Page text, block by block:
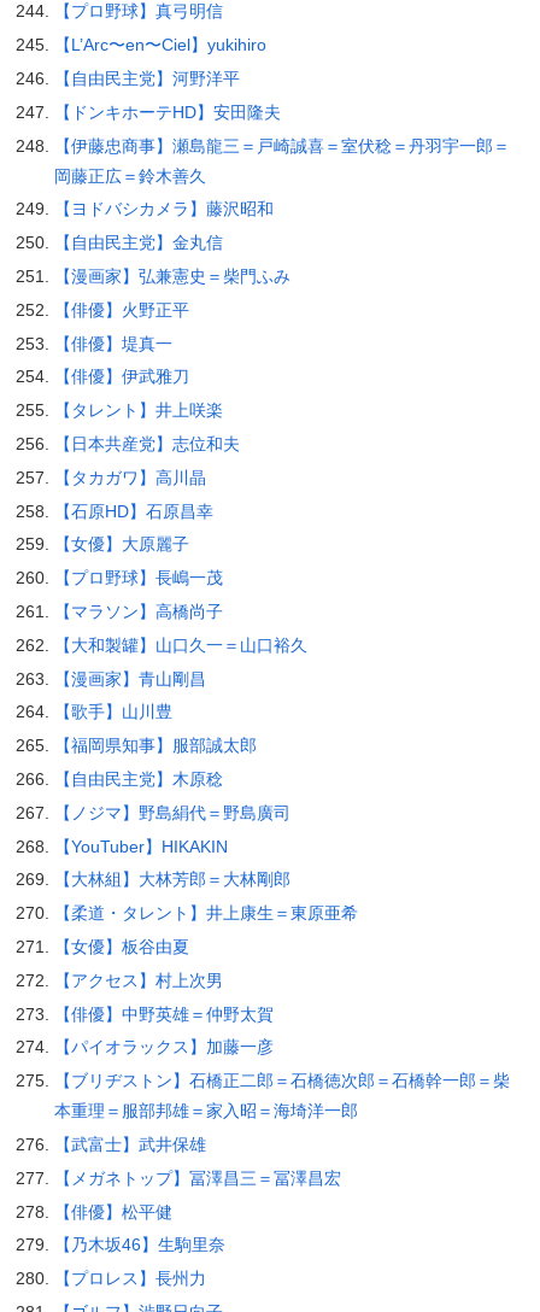
【プロ野球】真弓明信
【L’Arc〜en〜Ciel】yukihiro
【自由民主党】河野洋平
【ドンキホーテHD】安田隆夫
【伊藤忠商事】瀬島龍三＝戸崎誠喜＝室伏稔＝丹羽宇一郎＝
岡藤正広＝鈴木善久
【ヨドバシカメラ】藤沢昭和
【自由民主党】金丸信
【漫画家】弘兼憲史＝柴門ふみ
【俳優】火野正平
【俳優】堤真一
【俳優】伊武雅刀
【タレント】井上咲楽
【日本共産党】志位和夫
【タカガワ】高川晶
【石原HD】石原昌幸
【女優】大原麗子
【プロ野球】長嶋一茂
【マラソン】高橋尚子
【大和製罐】山口久一＝山口裕久
【漫画家】青山剛昌
【歌手】山川豊
【福岡県知事】服部誠太郎
【自由民主党】木原稔
【ノジマ】野島絹代＝野島廣司
【YouTuber】HIKAKIN
【大林組】大林芳郎＝大林剛郎
【柔道・タレント】井上康生＝東原亜希
【女優】板谷由夏
【アクセス】村上次男
【俳優】中野英雄＝仲野太賀
【パイオラックス】加藤一彦
【ブリヂストン】石橋正二郎＝石橋徳次郎＝石橋幹一郎＝柴
本重理＝服部邦雄＝家入昭＝海埼洋一郎
【武富士】武井保雄
【メガネトップ】冨澤昌三＝冨澤昌宏
【俳優】松平健
【乃木坂46】生駒里奈
【プロレス】長州力